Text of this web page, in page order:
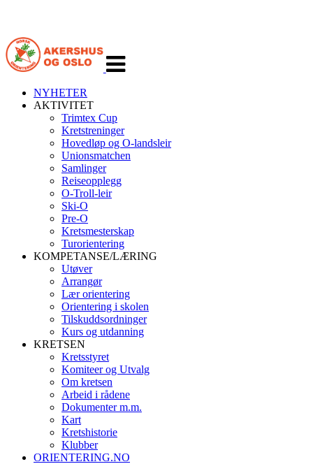
navigasjon
NYHETER
AKTIVITET
Trimtex Cup
Kretstreninger
Hovedløp og O-landsleir
Unionsmatchen
Samlinger
Reiseopplegg
O-Troll-leir
Ski-O
Pre-O
Kretsmesterskap
Turorientering
KOMPETANSE/LÆRING
Utøver
Arrangør
Lær orientering
Orientering i skolen
Tilskuddsordninger
Kurs og utdanning
KRETSEN
Kretsstyret
Komiteer og Utvalg
Om kretsen
Arbeid i rådene
Dokumenter m.m.
Kart
Kretshistorie
Klubber
ORIENTERING.NO